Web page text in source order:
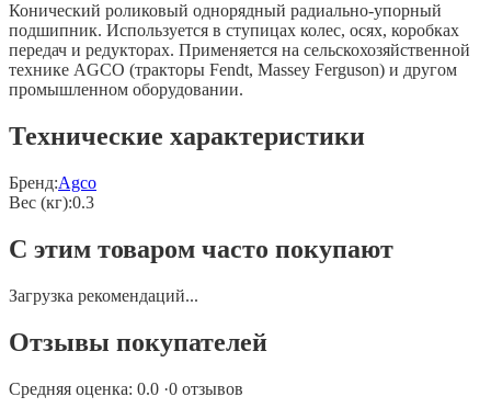
Конический роликовый однорядный радиально-упорный
подшипник. Используется в ступицах колес, осях, коробках
передач и редукторах. Применяется на сельскохозяйственной
технике AGCO (тракторы Fendt, Massey Ferguson) и другом
промышленном оборудовании.
Технические характеристики
Бренд:Agco
Вес (кг):0.3
С этим товаром часто покупают
Загрузка рекомендаций...
Отзывы покупателей
Средняя оценка: 0.0 ·0 отзывов